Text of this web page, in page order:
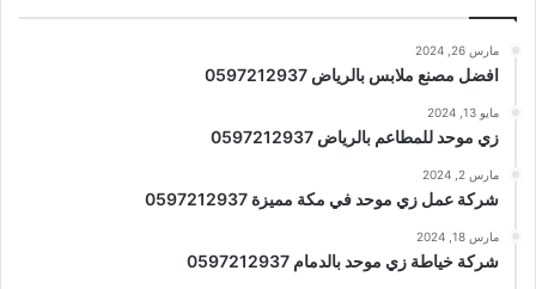
مارس 26, 2024
افضل مصنع ملابس بالرياض 0597212937
مايو 13, 2024
زي موحد للمطاعم بالرياض 0597212937
مارس 2, 2024
شركة عمل زي موحد في مكة مميزة 0597212937
مارس 18, 2024
شركة خياطة زي موحد بالدمام 0597212937